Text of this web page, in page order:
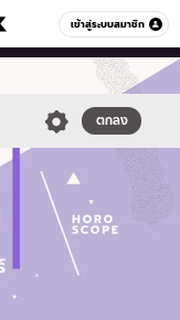
เข้าสู่ระบบสมาชิก
หมวดอื่นๆ
ตกลง